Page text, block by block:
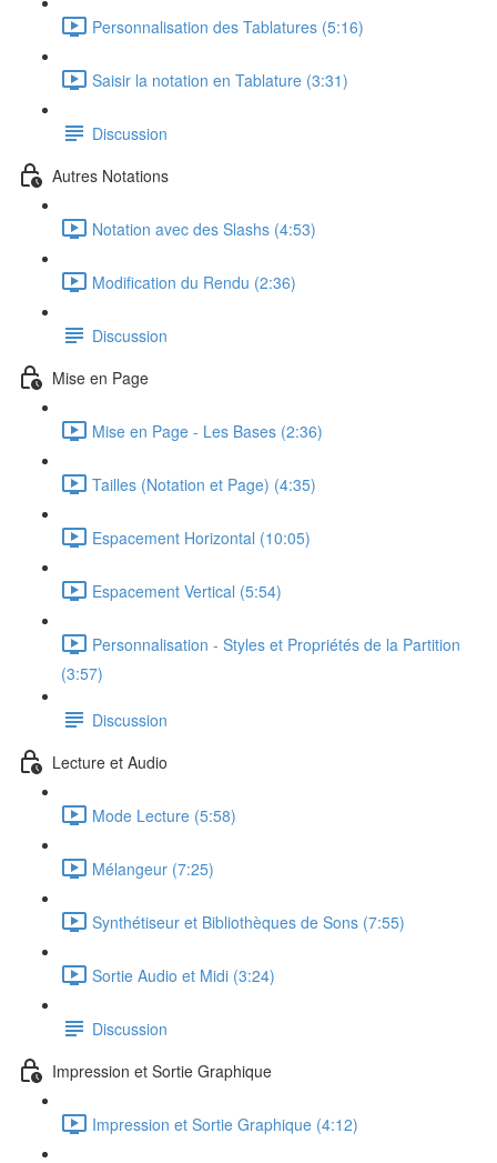
Personnalisation des Tablatures (5:16)
Saisir la notation en Tablature (3:31)
Discussion
Autres Notations
Notation avec des Slashs (4:53)
Modification du Rendu (2:36)
Discussion
Mise en Page
Mise en Page - Les Bases (2:36)
Tailles (Notation et Page) (4:35)
Espacement Horizontal (10:05)
Espacement Vertical (5:54)
Personnalisation - Styles et Propriétés de la Partition
(3:57)
Discussion
Lecture et Audio
Mode Lecture (5:58)
Mélangeur (7:25)
Synthétiseur et Bibliothèques de Sons (7:55)
Sortie Audio et Midi (3:24)
Discussion
Impression et Sortie Graphique
Impression et Sortie Graphique (4:12)